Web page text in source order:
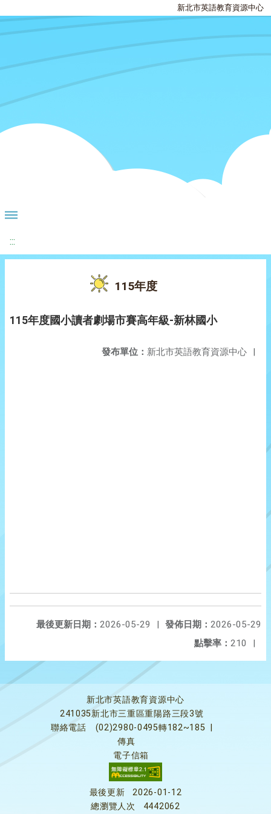
新北市英語教育資源中心
:::
115年度
115年度國小讀者劇場市賽高年級-新林國小
發布單位： 新北市英語教育資源中心 |
發佈日期： 2026-05-29
最後更新日期： 2026-05-29
|
點擊率： 210 |
新北市英語教育資源中心
241035新北市三重區重陽路三段3號
聯絡電話
(02)2980-0495轉182~185
傳真
電子信箱
最後更新
2026-01-12
總瀏覽人次
4442062